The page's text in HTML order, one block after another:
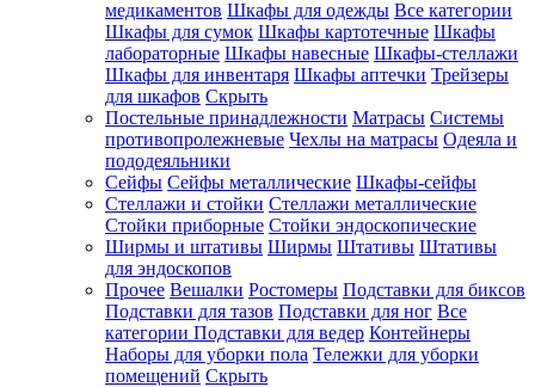
медикаментов Шкафы для одежды Все категории
Шкафы для сумок Шкафы картотечные Шкафы
лабораторные Шкафы навесные Шкафы-стеллажи
Шкафы для инвентаря Шкафы аптечки Трейзеры
для шкафов Скрыть
Постельные принадлежности Матрасы Системы
противопролежневые Чехлы на матрасы Одеяла и
пододеяльники
Сейфы Сейфы металлические Шкафы-сейфы
Стеллажи и стойки Стеллажи металлические
Стойки приборные Стойки эндоскопические
Ширмы и штативы Ширмы Штативы Штативы
для эндоскопов
Прочее Вешалки Ростомеры Подставки для биксов
Подставки для тазов Подставки для ног Все
категории Подставки для ведер Контейнеры
Наборы для уборки пола Тележки для уборки
помещений Скрыть